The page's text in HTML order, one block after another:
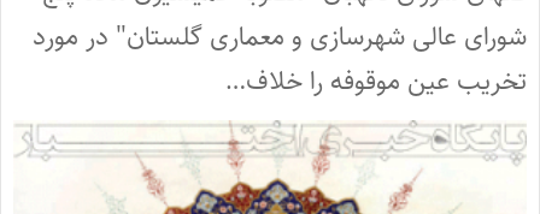
شورای عالی شهرسازی و معماری گلستان" در مورد
تخریب عین موقوفه را خلاف…